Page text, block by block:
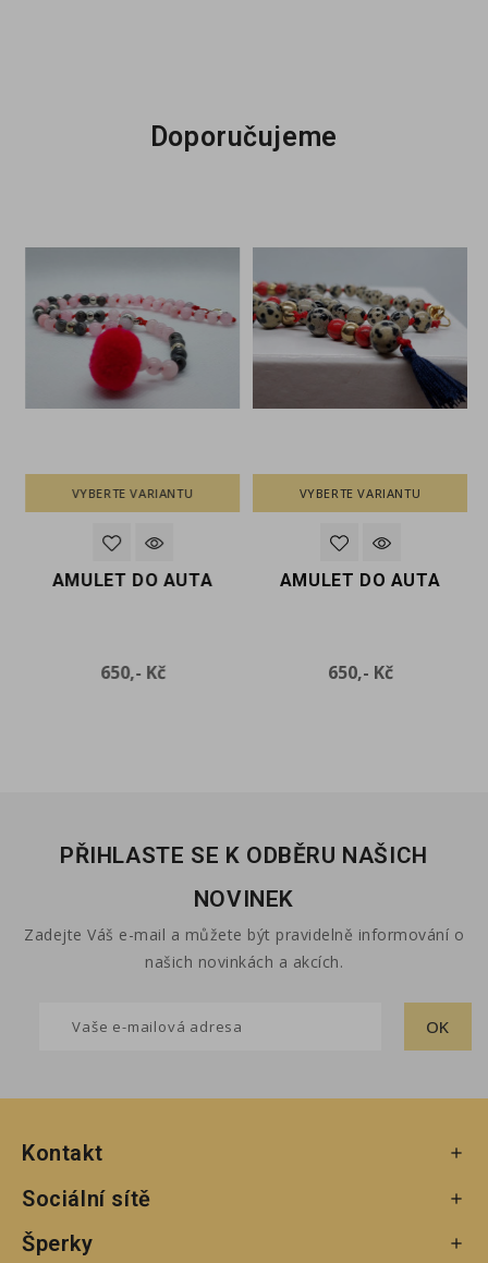
Doporučujeme
VYBERTE VARIANTU
AMULET DO AUTA
650,- KčCena
VYBERTE VARIANTU
AMULET DO AUTA
650,- KčCena
PŘIHLASTE SE K ODBĚRU NAŠICH
NOVINEK
Zadejte Váš e-mail a můžete být pravidelně informování o
našich novinkách a akcích.
Kontakt 
Sociální sítě 
Šperky 